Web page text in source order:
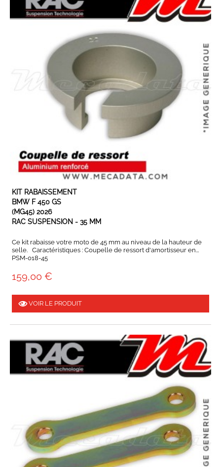
KIT RABAISSEMENT
BMW F 450 GS
(MG45) 2026
RAC SUSPENSION - 35 MM
Ce kit rabaisse votre moto de 45 mm au niveau de la hauteur de
selle. Caractéristiques : Coupelle de ressort d'amortisseur en...
PSM-018-45
159,00 €
VOIR LE PRODUIT